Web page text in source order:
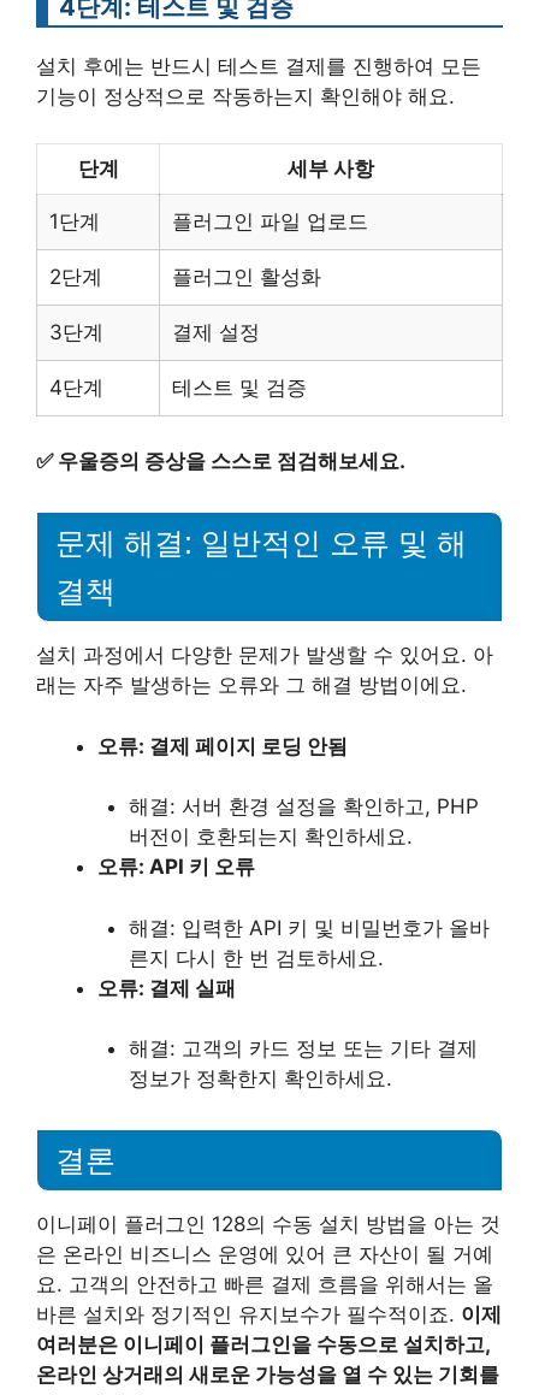
4단계: 테스트 및 검증
설치 후에는 반드시 테스트 결제를 진행하여 모든
기능이 정상적으로 작동하는지 확인해야 해요.
단계 세부 사항
1단계 플러그인 파일 업로드
2단계 플러그인 활성화
3단계 결제 설정
4단계 테스트 및 검증
✅ 우울증의 증상을 스스로 점검해보세요.
문제 해결: 일반적인 오류 및 해
결책
설치 과정에서 다양한 문제가 발생할 수 있어요. 아
래는 자주 발생하는 오류와 그 해결 방법이에요.
오류: 결제 페이지 로딩 안됨
해결: 서버 환경 설정을 확인하고, PHP
버전이 호환되는지 확인하세요.
오류: API 키 오류
해결: 입력한 API 키 및 비밀번호가 올바
른지 다시 한 번 검토하세요.
오류: 결제 실패
해결: 고객의 카드 정보 또는 기타 결제
정보가 정확한지 확인하세요.
결론
이니페이 플러그인 128의 수동 설치 방법을 아는 것
은 온라인 비즈니스 운영에 있어 큰 자산이 될 거예
요. 고객의 안전하고 빠른 결제 흐름을 위해서는 올
바른 설치와 정기적인 유지보수가 필수적이죠. 이제
여러분은 이니페이 플러그인을 수동으로 설치하고,
온라인 상거래의 새로운 가능성을 열 수 있는 기회를